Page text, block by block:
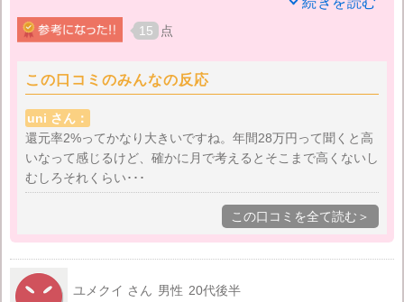
社経費）その際は全部カード支払いです。それ以外も
買い物や様々な支払いは極力カードを使うためカード
利用額は月15万～20万円位になります。その為ポイン
トも月に3000～4000ポイントは貯まります。大体年間
で40000ポイントは貰っているでしょう。
貯まったポイントの使い道ですが、リクルートのサー
ビスであればどこでも使えます。ホットペッパーやポ
ンパレじゃらん等々…最近ではポンタと提携したの
で、ローソンやガソリンスタンド（昭和シェル）でも
らん（旅行）で使う事にしています。
15 点
この口コミのみんなの反応
uni さん：
還元率2%ってかなり大きいですね。年間28万円って聞くと高
いなって感じるけど、確かに月で考えるとそこまで高くないし
むしろそれくらい･･･
この口コミを全て読む＞
ユメクイ さん 男性 20代後半